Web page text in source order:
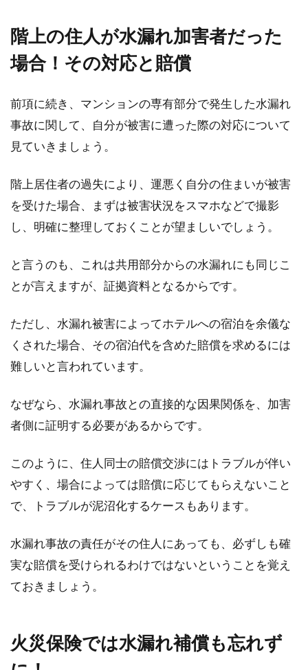
多くの方が、一生に一度の大きな買い物として
マンションの購入を検討しているのではないで
しょうか。...
疑問解消！新築一戸建て引き渡しの
多くの方が初めての経験となる新築一戸建ての
引き渡しは緊張するものです。その新築一戸建
階上の住人が水漏れ加害者だった
場合！その対応と賠償
前項に続き、マンションの専有部分で発生した水漏れ
事故に関して、自分が被害に遭った際の対応について
見ていきましょう。
階上居住者の過失により、運悪く自分の住まいが被害
を受けた場合、まずは被害状況をスマホなどで撮影
し、明確に整理しておくことが望ましいでしょう。
と言うのも、これは共用部分からの水漏れにも同じこ
とが言えますが、証拠資料となるからです。
ただし、水漏れ被害によってホテルへの宿泊を余儀な
くされた場合、その宿泊代を含めた賠償を求めるには
難しいと言われています。
なぜなら、水漏れ事故との直接的な因果関係を、加害
者側に証明する必要があるからです。
このように、住人同士の賠償交渉にはトラブルが伴い
やすく、場合によっては賠償に応じてもらえないこと
で、トラブルが泥沼化するケースもあります。
水漏れ事故の責任がその住人にあっても、必ずしも確
実な賠償を受けられるわけではないということを覚え
ておきましょう。
火災保険では水漏れ補償も忘れず